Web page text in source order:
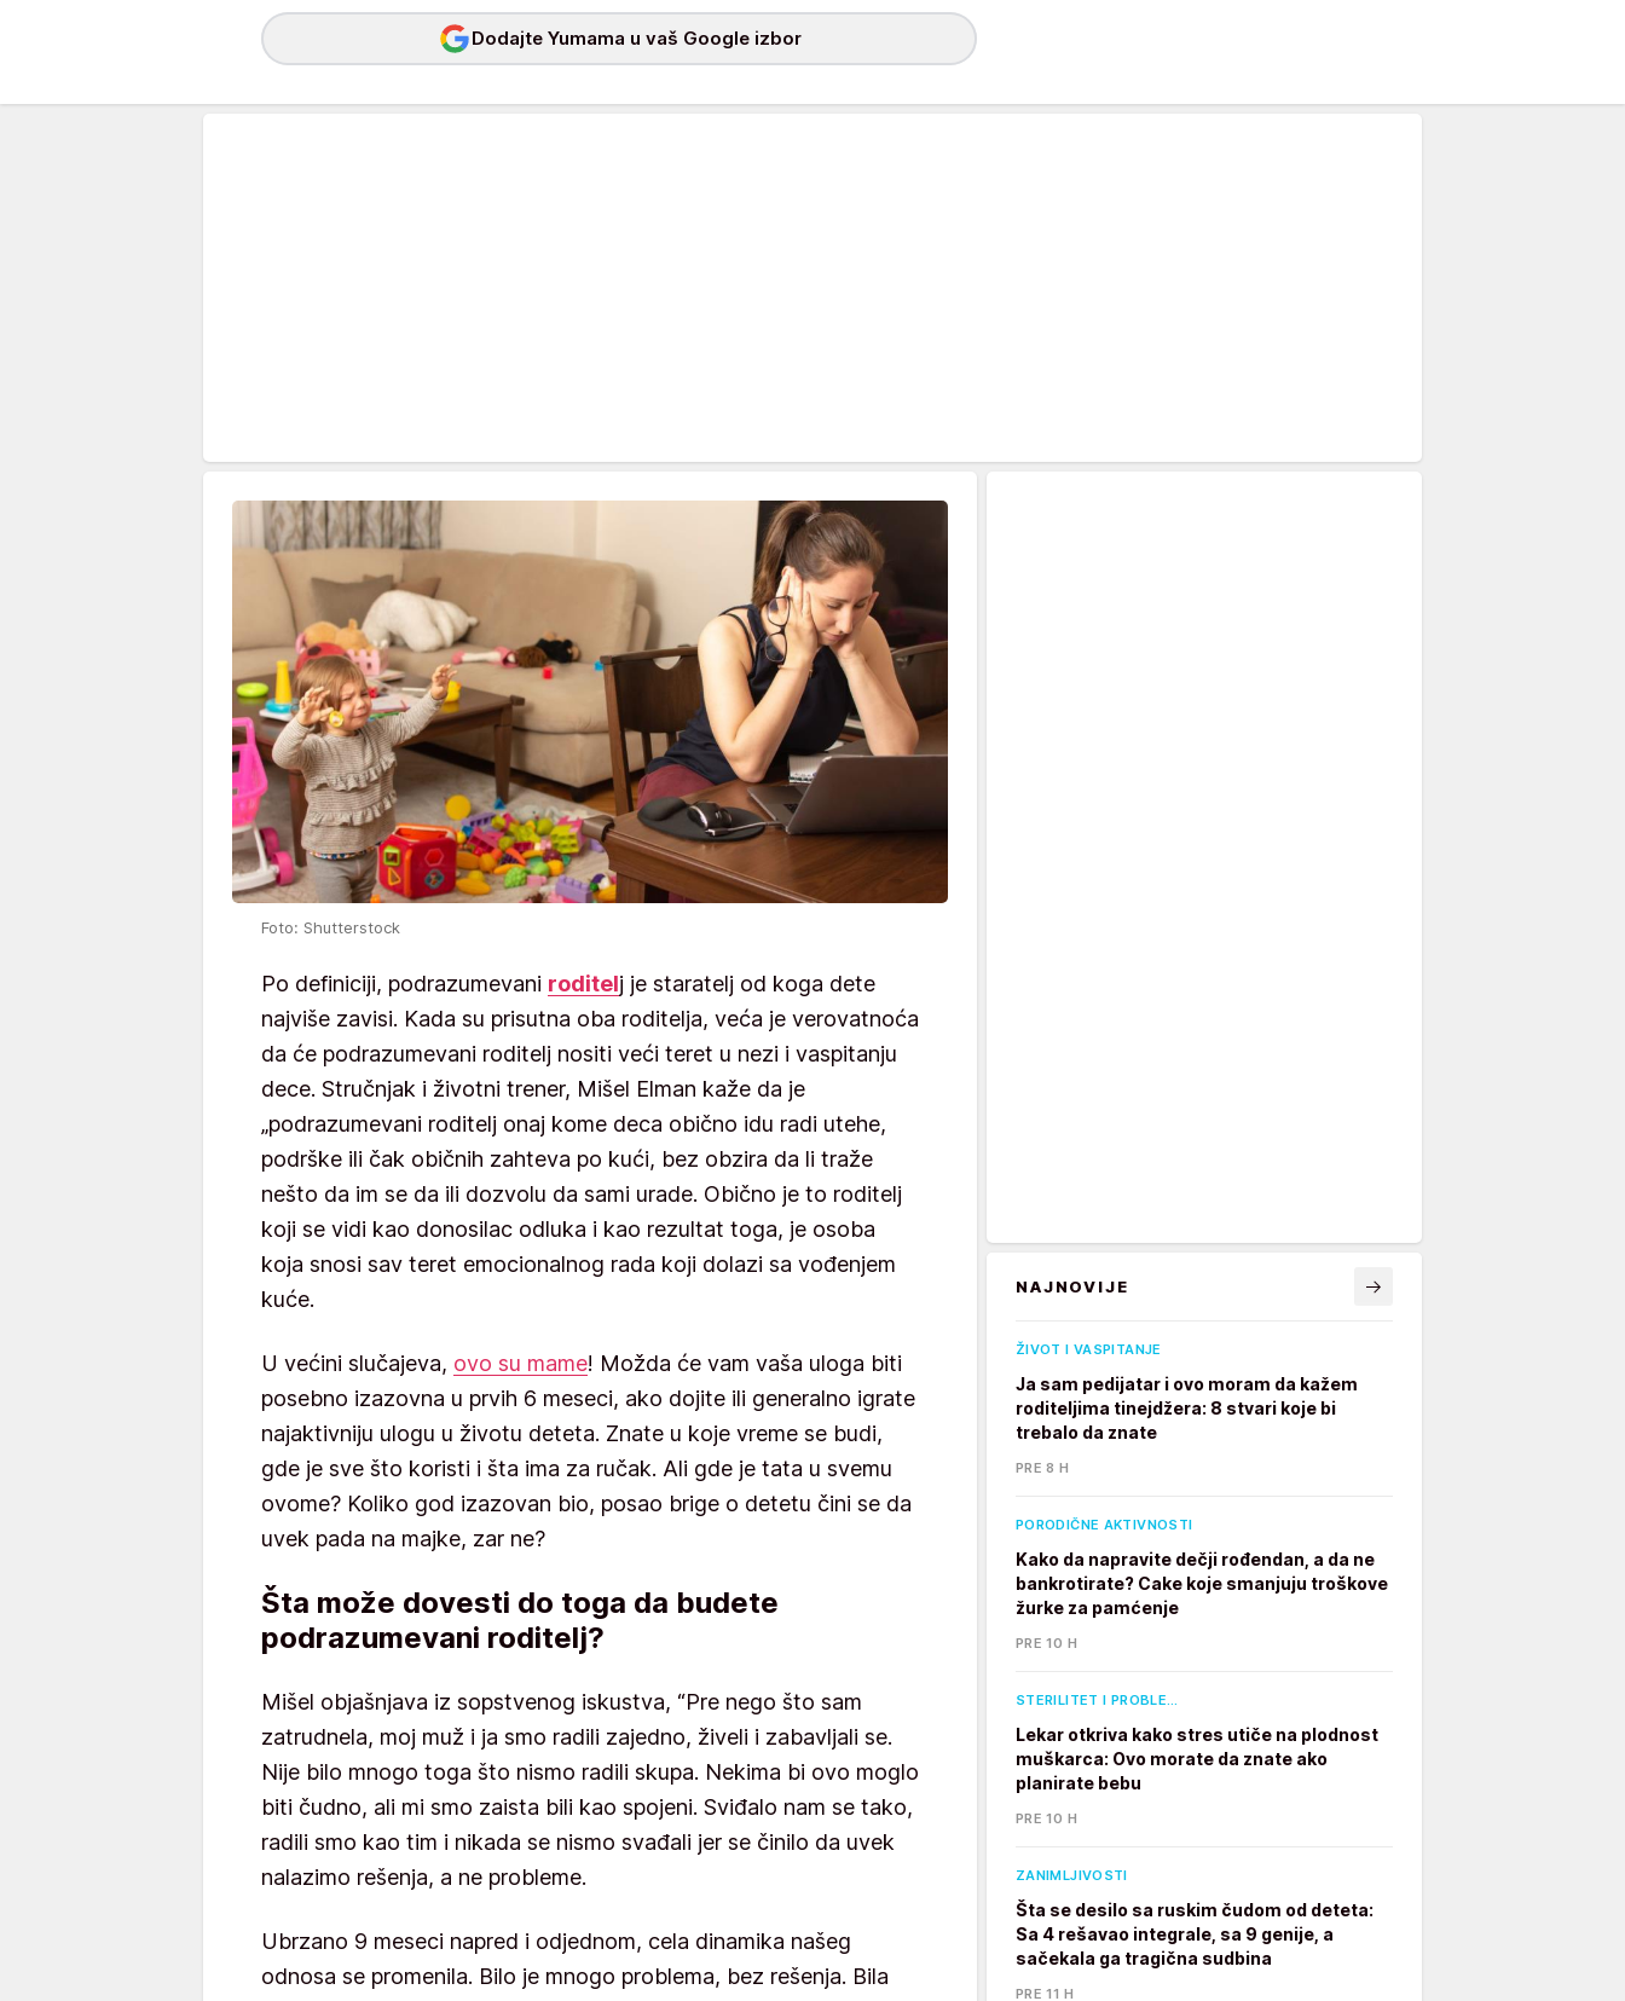
Dodajte Yumama u vaš Google izbor
Foto: Shutterstock
Po definiciji, podrazumevani roditelj je staratelj od koga dete
najviše zavisi. Kada su prisutna oba roditelja, veća je verovatnoća
da će podrazumevani roditelj nositi veći teret u nezi i vaspitanju
dece. Stručnjak i životni trener, Mišel Elman kaže da je
„podrazumevani roditelj onaj kome deca obično idu radi utehe,
podrške ili čak običnih zahteva po kući, bez obzira da li traže
nešto da im se da ili dozvolu da sami urade. Obično je to roditelj
koji se vidi kao donosilac odluka i kao rezultat toga, je osoba
koja snosi sav teret emocionalnog rada koji dolazi sa vođenjem
kuće.
U većini slučajeva, ovo su mame! Možda će vam vaša uloga biti
posebno izazovna u prvih 6 meseci, ako dojite ili generalno igrate
najaktivniju ulogu u životu deteta. Znate u koje vreme se budi,
gde je sve što koristi i šta ima za ručak. Ali gde je tata u svemu
ovome? Koliko god izazovan bio, posao brige o detetu čini se da
uvek pada na majke, zar ne?
Šta može dovesti do toga da budete
podrazumevani roditelj?
Mišel objašnjava iz sopstvenog iskustva, “Pre nego što sam
zatrudnela, moj muž i ja smo radili zajedno, živeli i zabavljali se.
Nije bilo mnogo toga što nismo radili skupa. Nekima bi ovo moglo
biti čudno, ali mi smo zaista bili kao spojeni. Sviđalo nam se tako,
radili smo kao tim i nikada se nismo svađali jer se činilo da uvek
nalazimo rešenja, a ne probleme.
Ubrzano 9 meseci napred i odjednom, cela dinamika našeg
odnosa se promenila. Bilo je mnogo problema, bez rešenja. Bila
NAJNOVIJE
ŽIVOT I VASPITANJE
Ja sam pedijatar i ovo moram da kažem
roditeljima tinejdžera: 8 stvari koje bi
trebalo da znate
PRE 8 H
PORODIČNE AKTIVNOSTI
Kako da napravite dečji rođendan, a da ne
bankrotirate? Cake koje smanjuju troškove
žurke za pamćenje
PRE 10 H
STERILITET I PROBLE…
Lekar otkriva kako stres utiče na plodnost
muškarca: Ovo morate da znate ako
planirate bebu
PRE 10 H
ZANIMLJIVOSTI
Šta se desilo sa ruskim čudom od deteta:
Sa 4 rešavao integrale, sa 9 genije, a
sačekala ga tragična sudbina
PRE 11 H